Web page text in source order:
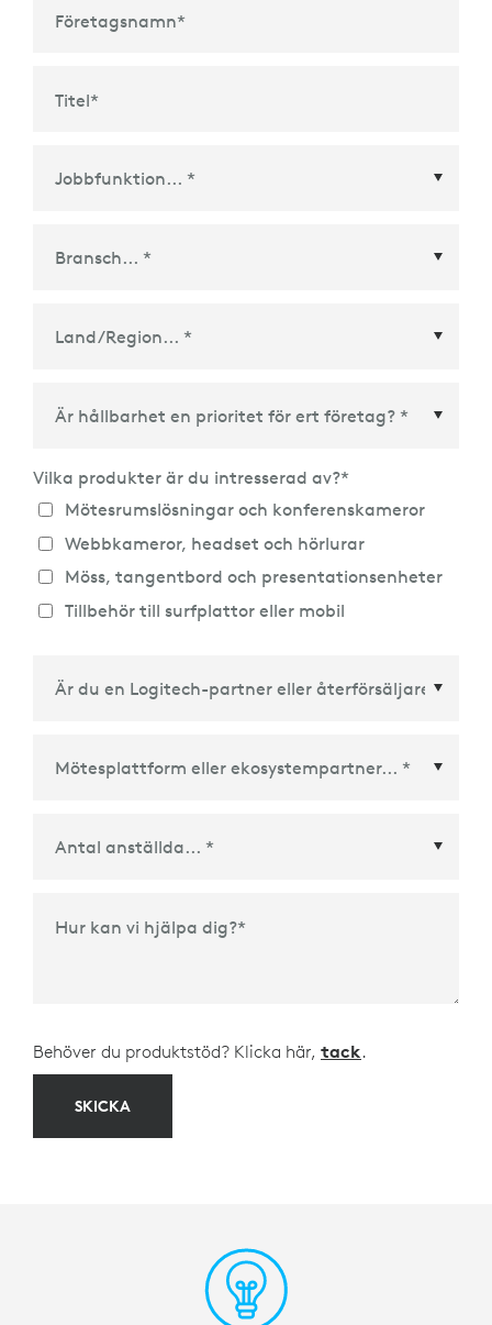
Företagsnamn*
Titel*
Land/Region
Vilka produkter är du intresserad av?*
Mötesrumslösningar och konferenskameror
Webbkameror, headset och hörlurar
Möss, tangentbord och presentationsenheter
Tillbehör till surfplattor eller mobil
Hur kan vi hjälpa dig?*
Behöver du produktstöd? Klicka här, tack.
SKICKA